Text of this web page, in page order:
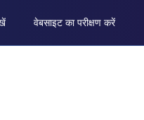
वेबसाइट का परीक्षण करें